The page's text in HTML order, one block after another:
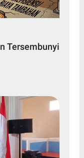
Tersembunyi